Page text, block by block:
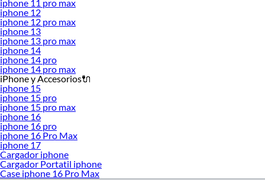
iphone 11 pro max
iphone 12
iphone 12 pro max
iphone 13
iphone 13 pro max
iphone 14
iphone 14 pro
iphone 14 pro max
iPhone y Accesorios🔌
iphone 15
iphone 15 pro
iphone 15 pro max
iphone 16
iphone 16 pro
iphone 16 Pro Max
iphone 17
Cargador iphone
Cargador Portatil iphone
Case iphone 16 Pro Max